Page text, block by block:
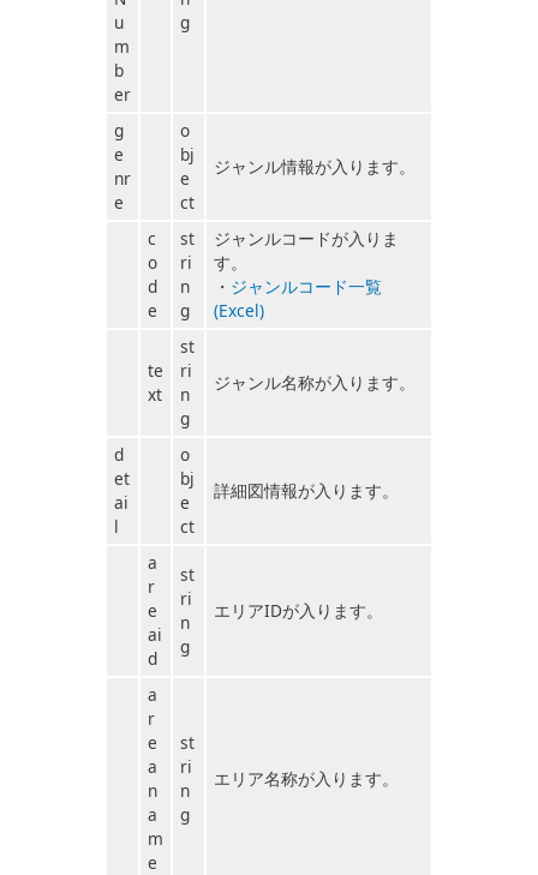
u
m
b
er
g
g
e
nr
e
o
bj
e
ct
ジャンル情報が入ります。
c
o
d
e
st
ri
n
g
ジャンルコードが入りま
す。
・ ジャンルコード一覧
(Excel)
te
xt
st
ri
n
g
ジャンル名称が入ります。
d
et
ai
l
o
bj
e
ct
詳細図情報が入ります。
a
r
e
ai
d
st
ri
n
g
エリアIDが入ります。
a
r
e
a
n
a
m
e
st
ri
n
g
エリア名称が入ります。